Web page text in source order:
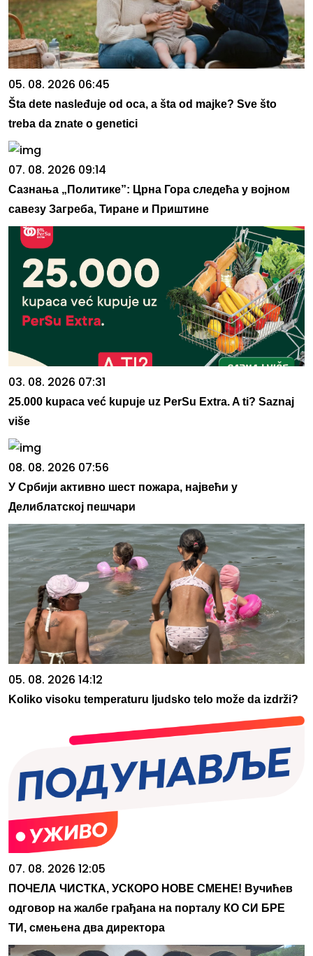
05. 08. 2026 06:45
Šta dete nasleđuje od oca, a šta od majke? Sve što
treba da znate o genetici
07. 08. 2026 09:14
Сазнања „Политике”: Црна Гора следећа у војном
савезу Загреба, Тиране и Приштине
03. 08. 2026 07:31
25.000 kupaca već kupuje uz PerSu Extra. A ti? Saznaj
više
08. 08. 2026 07:56
У Србији активно шест пожара, највећи у
Делиблатској пешчари
05. 08. 2026 14:12
Koliko visoku temperaturu ljudsko telo može da izdrži?
07. 08. 2026 12:05
ПОЧЕЛА ЧИСТКА, УСКОРО НОВЕ СМЕНЕ! Вучићев
одговор на жалбе грађана на порталу КО СИ БРЕ
ТИ, смењена два директора